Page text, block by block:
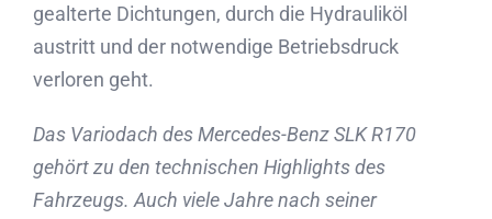
gealterte Dichtungen, durch die Hydrauliköl
austritt und der notwendige Betriebsdruck
verloren geht.
Das Variodach des Mercedes-Benz SLK R170
gehört zu den technischen Highlights des
Fahrzeugs. Auch viele Jahre nach seiner